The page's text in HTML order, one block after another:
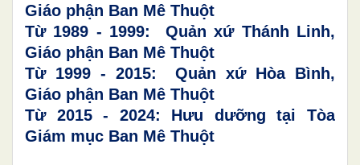
Giáo phận Ban Mê Thuột
Từ 1989 - 1999: Quản xứ Thánh Linh,
Giáo phận Ban Mê Thuột
Từ 1999 - 2015: Quản xứ Hòa Bình,
Giáo phận Ban Mê Thuột
Từ 2015 - 2024: Hưu dưỡng tại Tòa
Giám mục Ban Mê Thuột